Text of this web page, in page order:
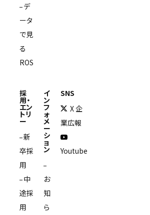
デ
ータ
で見
る
ROS
採
用・
エン
トリ
ー
新
卒採
用
中
途採
用
イ
ン
フ
ォ
メ
ー
シ
ョ
ン
お
知
ら
SNS
X 企
業広報
Youtube